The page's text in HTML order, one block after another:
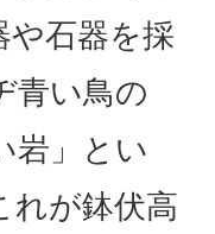
や石器を採
青い鳥の
岩」とい
れが鉢伏高